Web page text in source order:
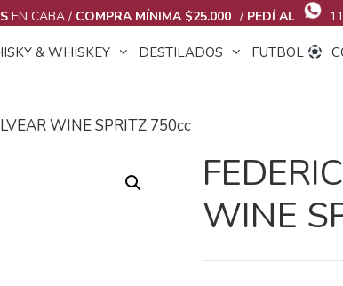
EN CABA / COMPRA MÍNIMA $25.000 / PEDÍ AL
& WHISKEY DESTILADOS FUTBOL
WINE SPRITZ 750cc
WINE